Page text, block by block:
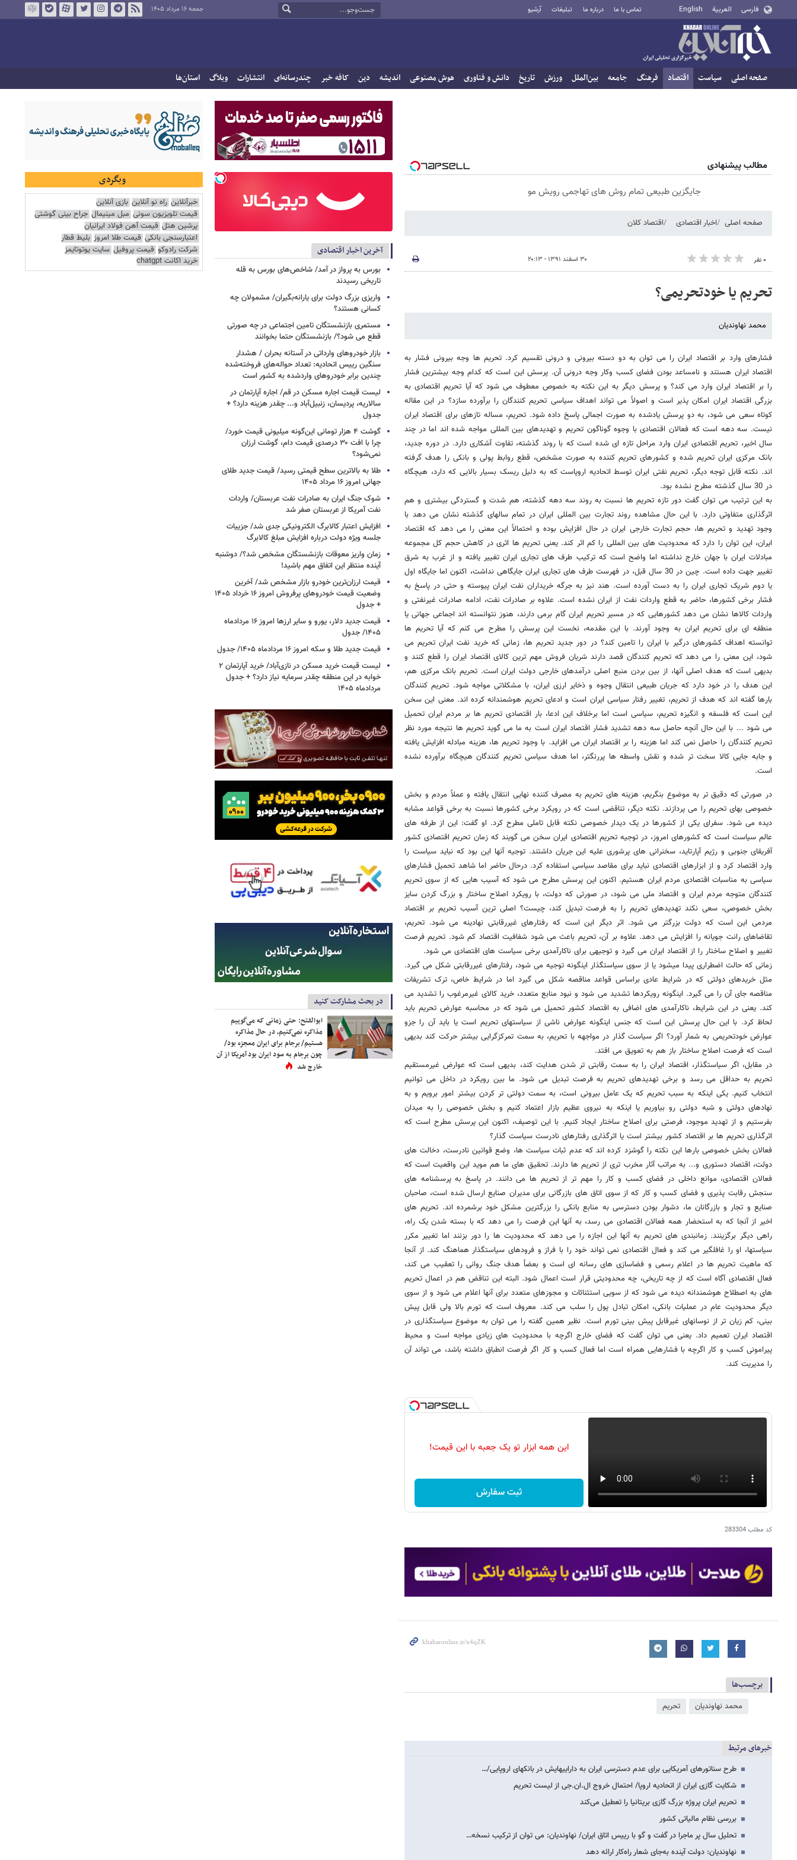
فارسی العربية English تماس با ما درباره ما تبلیغات آرشیو جمعه ۱۶ مرداد ۱۴۰۵
صفحه اصلی سیاست اقتصاد فرهنگ جامعه بین‌الملل ورزش تاریخ دانش و فناوری هوش مصنوعی اندیشه دین کافه خبر چندرسانه‌ای انتشارات وبلاگ استان‌ها
مطالب پیشنهادی
جایگزین طبیعی تمام روش های تهاجمی رویش مو
صفحه اصلی اخبار اقتصادی اقتصاد کلان
۰ نفر ۳۰ اسفند ۱۳۹۱ - ۲۰:۱۳
تحریم یا خودتحریمی؟
محمد نهاوندیان
فشارهای وارد بر اقتصاد ایران را می توان به دو دسته بیرونی و درونی تقسیم کرد. تحریم ها وجه بیرونی فشار به
اقتصاد ایران هستند و نامساعد بودن فضای کسب وکار وجه درونی آن. پرسش این است که کدام وجه بیشترین فشار
را بر اقتصاد ایران وارد می کند؟ و پرسش دیگر به این نکته به خصوص معطوف می شود که آیا تحریم اقتصادی به
بزرگی اقتصاد ایران امکان پذیر است و اصولاً می تواند اهداف سیاسی تحریم کنندگان را برآورده سازد؟ در این مقاله
کوتاه سعی می شود، به دو پرسش یادشده به صورت اجمالی پاسخ داده شود. تحریم، مساله تازهای برای اقتصاد ایران
نیست. سه دهه است که فعالان اقتصادی با وجوه گوناگون تحریم و تهدیدهای بین المللی مواجه شده اند اما در چند
سال اخیر، تحریم اقتصادی ایران وارد مراحل تازه ای شده است که با روند گذشته، تفاوت آشکاری دارد. در دوره جدید،
بانک مرکزی ایران تحریم شده و کشورهای تحریم کننده به صورت مشخص، قطع روابط پولی و بانکی را هدف گرفته
اند. نکته قابل توجه دیگر، تحریم نفتی ایران توسط اتحادیه اروپاست که به دلیل ریسک بسیار بالایی که دارد، هیچگاه
در 30 سال گذشته مطرح نشده بود.
به این ترتیب می توان گفت دور تازه تحریم ها نسبت به روند سه دهه گذشته، هم شدت و گستردگی بیشتری و هم
اثرگذاری متفاوتی دارد. با این حال مشاهده روند تجارت بین المللی ایران در تمام سالهای گذشته نشان می دهد با
وجود تهدید و تحریم ها، حجم تجارت خارجی ایران در حال افزایش بوده و احتمالاً این معنی را می دهد که اقتصاد
ایران، این توان را دارد که محدودیت های بین المللی را کم اثر کند. یعنی تحریم ها اثری در کاهش حجم کل مجموعه
مبادلات ایران با جهان خارج نداشته اما واضح است که ترکیب طرف های تجاری ایران تغییر یافته و از غرب به شرق
تغییر جهت داده است. چین در 30 سال قبل، در فهرست طرف های تجاری ایران جایگاهی نداشت، اکنون اما جایگاه اول
یا دوم شریک تجاری ایران را به دست آورده است. هند نیز به جرگه خریداران نفت ایران پیوسته و حتی در پاسخ به
فشار برخی کشورها، حاضر به قطع واردات نفت از ایران نشده است. علاوه بر صادرات نفت، ادامه صادرات غیرنفتی و
واردات کالاها نشان می دهد کشورهایی که در مسیر تحریم ایران گام برمی دارند، هنوز نتوانسته اند اجماعی جهانی یا
منطقه ای برای تحریم ایران به وجود آورند. با این مقدمه، نخست این پرسش را مطرح می کنم که آیا تحریم ها
توانسته اهداف کشورهای درگیر با ایران را تامین کند؟ در دور جدید تحریم ها، زمانی که خرید نفت ایران تحریم می
شود، این معنی را می دهد که تحریم کنندگان قصد دارند شریان فروش مهم ترین کالای اقتصاد ایران را قطع کنند و
بدیهی است که هدف اصلی آنها، از بین بردن منبع اصلی درآمدهای خارجی دولت ایران است. تحریم بانک مرکزی هم،
این هدف را در خود دارد که جریان طبیعی انتقال وجوه و ذخایر ارزی ایران، با مشکلاتی مواجه شود. تحریم کنندگان
بارها گفته اند که هدف از تحریم، تغییر رفتار سیاسی ایران است و ادعای تحریم هوشمندانه کرده اند. معنی این سخن
این است که فلسفه و انگیزه تحریم، سیاسی است اما برخلاف این ادعا، بار اقتصادی تحریم ها بر مردم ایران تحمیل
می شود ... با این حال آنچه حاصل سه دهه تشدید فشار اقتصاد ایران است به ما می گوید تحریم ها نتیجه مورد نظر
تحریم کنندگان را حاصل نمی کند اما هزینه را بر اقتصاد ایران می افزاید. با وجود تحریم ها، هزینه مبادله افزایش یافته
و جابه جایی کالا سخت تر شده و نقش واسطه ها پررنگتر، اما هدف سیاسی تحریم کنندگان هیچگاه برآورده نشده
است.
در صورتی که دقیق تر به موضوع بنگریم، هزینه های تحریم به مصرف کننده نهایی انتقال یافته و عملاً مردم و بخش
خصوصی بهای تحریم را می پردازند. نکته دیگر، تناقضی است که در رویکرد برخی کشورها نسبت به برخی قواعد مشابه
دیده می شود. سفرای یکی از کشورها در یک دیدار خصوصی نکته قابل تاملی مطرح کرد. او گفت: این از طرفه های
عالم سیاست است که کشورهای امروز، در توجیه تحریم اقتصادی ایران سخن می گویند که زمان تحریم اقتصادی کشور
آفریقای جنوبی و رژیم آپارتاید، سخنرانی های پرشوری علیه این جریان داشتند. توجیه آنها این بود که نباید سیاست را
وارد اقتصاد کرد و از ابزارهای اقتصادی نباید برای مقاصد سیاسی استفاده کرد. درحال حاضر اما شاهد تحمیل فشارهای
سیاسی به مناسبات اقتصادی مردم ایران هستیم. اکنون این پرسش مطرح می شود که آسیب هایی که از سوی تحریم
کنندگان متوجه مردم ایران و اقتصاد ملی می شود، در صورتی که دولت، با رویکرد اصلاح ساختار و بزرگ کردن سایز
بخش خصوصی، سعی نکند تهدیدهای تحریم را به فرصت تبدیل کند، چیست؟ اصلی ترین آسیب تحریم بر اقتصاد
مردمی این است که دولت بزرگتر می شود. اثر دیگر این است که رفتارهای غیررقابتی نهادینه می شود. تحریم،
تقاضاهای رانت جویانه را افزایش می دهد. علاوه بر آن، تحریم باعث می شود شفافیت اقتصاد کم شود. تحریم فرصت
تغییر و اصلاح ساختار را از اقتصاد ایران می گیرد و توجیهی برای ناکارآمدی برخی سیاست های اقتصادی می شود.
زمانی که حالت اضطراری پیدا میشود یا از سوی سیاستگذار اینگونه توجیه می شود، رفتارهای غیررقابتی شکل می گیرد.
مثل خریدهای دولتی که در شرایط عادی براساس قواعد مناقصه شکل می گیرد اما در شرایط خاص، ترک تشریفات
مناقصه جای آن را می گیرد. اینگونه رویکردها تشدید می شود و نبود منابع متعدد، خرید کالای غیرمرغوب را تشدید می
کند. یعنی در این شرایط، ناکارآمدی های اضافی به اقتصاد کشور تحمیل می شود که در محاسبه عوارض تحریم باید
لحاظ کرد. با این حال پرسش این است که جنس اینگونه عوارض ناشی از سیاستهای تحریم است یا باید آن را جزو
عوارض خودتحریمی به شمار آورد؟ اگر سیاست گذار در مواجهه با تحریم، به سمت تمرکزگرایی بیشتر حرکت کند بدیهی
است که فرصت اصلاح ساختار باز هم به تعویق می افتد.
در مقابل، اگر سیاستگذار، اقتصاد ایران را به سمت رقابتی تر شدن هدایت کند، بدیهی است که عوارض غیرمستقیم
تحریم به حداقل می رسد و برخی تهدیدهای تحریم به فرصت تبدیل می شود. ما بین رویکرد در داخل می توانیم
انتخاب کنیم. یکی اینکه به سبب تحریم که یک عامل بیرونی است، به سمت دولتی تر کردن بیشتر امور برویم و به
نهادهای دولتی و شبه دولتی رو بیاوریم یا اینکه به نیروی عظیم بازار اعتماد کنیم و بخش خصوصی را به میدان
بفرستیم و از تهدید موجود، فرصتی برای اصلاح ساختار ایجاد کنیم. با این توصیف، اکنون این پرسش مطرح است که
اثرگذاری تحریم ها بر اقتصاد کشور بیشتر است یا اثرگذاری رفتارهای نادرست سیاست گذار؟
فعالان بخش خصوصی بارها این نکته را گوشزد کرده اند که عدم ثبات سیاست ها، وضع قوانین نادرست، دخالت های
دولت، اقتصاد دستوری و... به مراتب آثار مخرب تری از تحریم ها دارند. تحقیق های ما هم موید این واقعیت است که
فعالان اقتصادی، موانع داخلی در فضای کسب و کار را مهم تر از تحریم ها می دانند. در پاسخ به پرسشنامه های
سنجش رقابت پذیری و فضای کسب و کار که از سوی اتاق های بازرگانی برای مدیران صنایع ارسال شده است، صاحبان
صنایع و تجار و بازرگانان ما، دشوار بودن دسترسی به منابع بانکی را بزرگترین مشکل خود برشمرده اند. تحریم های
اخیر از آنجا که به استحضار همه فعالان اقتصادی می رسد، به آنها این فرصت را می دهد که با بسته شدن یک راه،
راهی دیگر برگزینند. زمانبندی های تحریم به آنها این اجازه را می دهد که محدودیت ها را دور بزنند اما تغییر مکرر
سیاستها، او را غافلگیر می کند و فعال اقتصادی نمی تواند خود را با فراز و فرودهای سیاستگذار هماهنگ کند. از آنجا
که ماهیت تحریم ها در اعلام رسمی و فضاسازی های رسانه ای است و بعضاً هدف جنگ روانی را تعقیب می کند،
فعال اقتصادی آگاه است که از چه تاریخی، چه محدودیتی قرار است اعمال شود. البته این تناقض هم در اعمال تحریم
های به اصطلاح هوشمندانه دیده می شود که از سویی استثنائات و مجوزهای متعدد برای آنها اعلام می شود و از سوی
دیگر محدودیت عام در عملیات بانکی، امکان تبادل پول را سلب می کند. معروف است که تورم بالا ولی قابل پیش
بینی، کم زیان تر از نوسانهای غیرقابل پیش بینی تورم است. نظیر همین گفته را می توان به موضوع سیاستگذاری در
اقتصاد ایران تعمیم داد. یعنی می توان گفت که فضای خارج اگرچه با محدودیت های زیادی مواجه است و محیط
پیرامونی کسب و کار اگرچه با فشارهایی همراه است اما فعال کسب و کار اگر فرصت انطباق داشته باشد، می تواند آن
را مدیریت کند.
این همه ابزار تو یک جعبه با این قیمت!
ثبت سفارش
کد مطلب283304
برچسب‌ها
محمد نهاوندیان تحریم
خبرهای مرتبط
طرح سناتورهای آمریکایی برای عدم دسترسی ایران به دارایی​هایش در بانک​های اروپایی/…
شکایت گازی ایران از اتحادیه اروپا/ احتمال خروج ال.ان.جی از لیست تحریم
تحریم ایران پروژه بزرگ گازی بریتانیا را تعطیل می‌کند
بررسی نظام مالیاتی کشور
تحلیل سال پر ماجرا در گفت و گو با رییس اتاق ایران/ نهاوندیان: می توان از ترکیب نسخه…
نهاوندیان: دولت آینده به‌جای شعار راه‌کار ارائه دهد
آخرین اخبار اقتصادی
بورس به پرواز در آمد/ شاخص‌های بورس به قله
تاریخی رسیدند
واریزی بزرگ دولت برای یارانه‌بگیران/ مشمولان چه
کسانی هستند؟
مستمری بازنشستگان تامین اجتماعی در چه صورتی
قطع می شود؟/ بازنشستگان حتما بخوانند
بازار خودروهای وارداتی در آستانه بحران / هشدار
سنگین رییس اتحادیه: تعداد حواله‌های فروخته‌شده
چندین برابر خودروهای واردشده به کشور است
لیست قیمت اجاره مسکن در قم/ اجاره آپارتمان در
سالاریه، پردیسان، زنبیل‌آباد و... چقدر هزینه دارد؟ +
جدول
گوشت ۴ هزار تومانی این‌گونه میلیونی قیمت خورد/
چرا با افت ۳۰ درصدی قیمت دام، گوشت ارزان
نمی‌شود؟
طلا به بالاترین سطح قیمتی رسید/ قیمت جدید طلای
جهانی امروز ۱۶ مرداد ۱۴۰۵
شوک جنگ ایران به صادرات نفت عربستان/ واردات
نفت آمریکا از عربستان صفر شد
افزایش اعتبار کالابرگ الکترونیکی جدی شد/ جزییات
جلسه ویژه دولت درباره افزایش مبلغ کالابرگ
زمان واریز معوقات بازنشستگان مشخص شد؟/ دوشنبه
آینده منتظر این اتفاق مهم باشید!
قیمت ارزان‌ترین خودرو بازار مشخص شد/ آخرین
وضعیت قیمت خودروهای پرفروش امروز ۱۶ خرداد ۱۴۰۵
+ جدول
قیمت جدید دلار، یورو و سایر ارزها امروز ۱۶ مردادماه
۱۴۰۵/ جدول
قیمت جدید طلا و سکه امروز ۱۶ مردادماه ۱۴۰۵/ جدول
لیست قیمت خرید مسکن در نازی‌آباد/ خرید آپارتمان ۲
خوابه در این منطقه چقدر سرمایه نیاز دارد؟ + جدول
مردادماه ۱۴۰۵
در بحث مشارکت کنید
ابوالفتح: حتی زمانی که می‌گوییم
مذاکره نمی‌کنیم، در حال مذاکره
هستیم/ برجام برای ایران معجزه بود/
چون برجام به سود ایران بود آمریکا از آن
خارج شد
وبگردی
خبرآنلاین راه نو آنلاین بازی آنلاین
قیمت تلویزیون سونی مبل مینیمال جراح بینی گوشتی
پرشین هتل قیمت آهن فولاد ایرانیان
اعتبارسنجی بانکی قیمت طلا امروز بلیط قطار
شرکت رادوکو قیمت پروفیل سایت یوتوتایمز
خرید اکانت chatgpt